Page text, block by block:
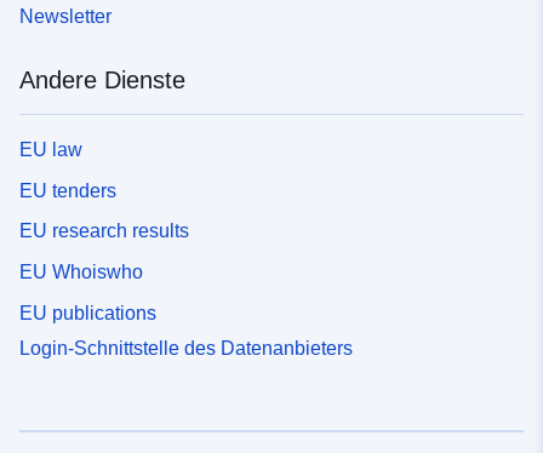
Newsletter
Andere Dienste
EU law
EU tenders
EU research results
EU Whoiswho
EU publications
Login-Schnittstelle des Datenanbieters